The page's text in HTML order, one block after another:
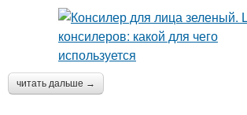
читать дальше →